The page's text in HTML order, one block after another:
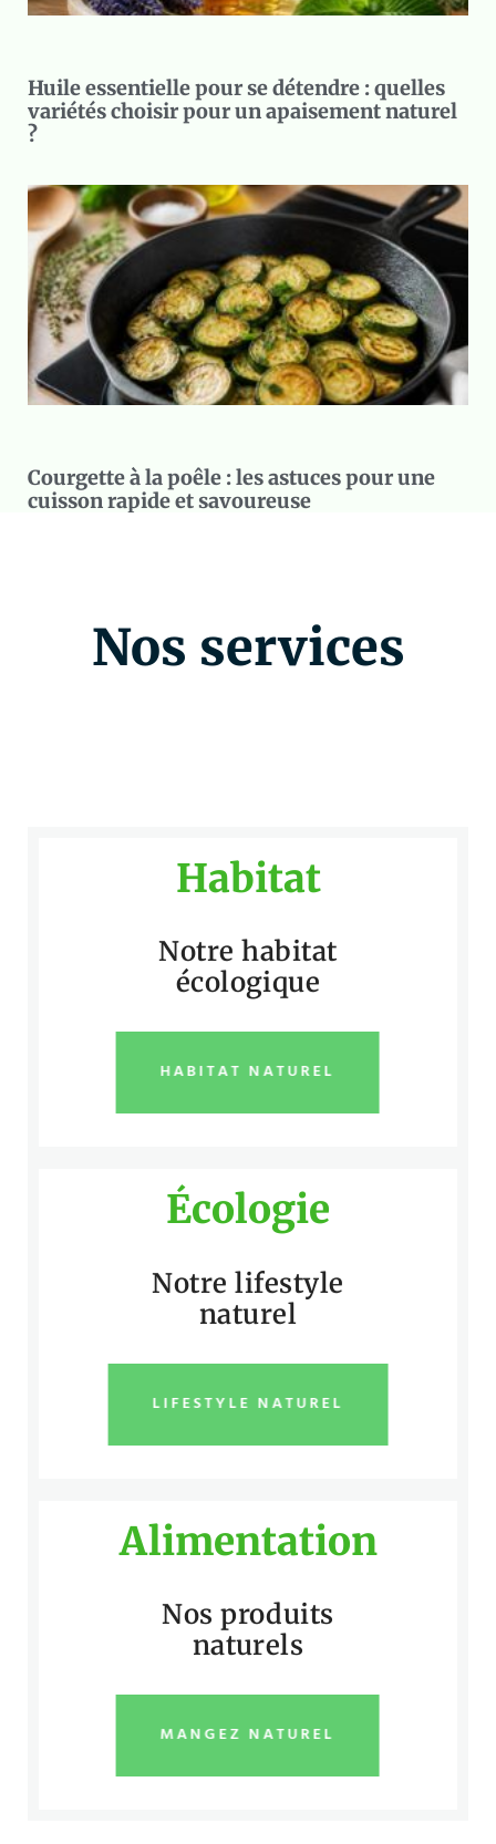
Huile essentielle pour se détendre : quelles
variétés choisir pour un apaisement naturel
?
Courgette à la poêle : les astuces pour une
cuisson rapide et savoureuse
Nos services
Habitat
Notre habitat
écologique
HABITAT NATUREL
Écologie
Notre lifestyle
naturel
LIFESTYLE NATUREL
Alimentation
Nos produits
naturels
MANGEZ NATUREL